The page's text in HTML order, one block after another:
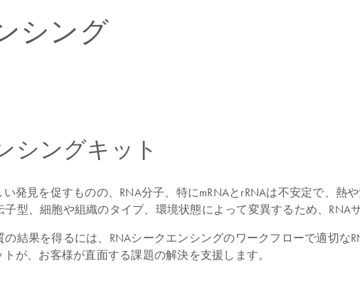
シング
シングキット
発見を促すものの、RNA分子、特にmRNAとrRNAは不安定で、
型、細胞や組織のタイプ、環境状態によって変異するため、RNA
結果を得るには、RNAシークエンシングのワークフローで適切な
が、お客様が直面する課題の解決を支援します。